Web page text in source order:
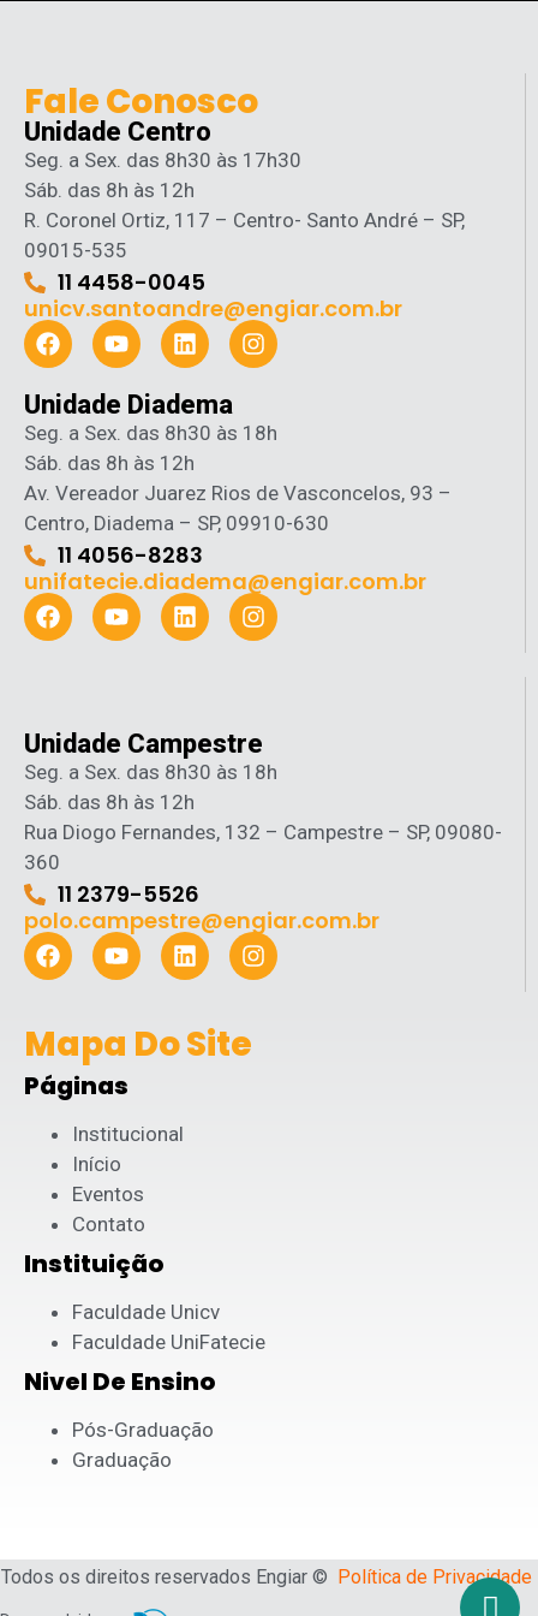
Fale Conosco
Unidade Centro
Seg. a Sex. das 8h30 às 17h30
Sáb. das 8h às 12h
R. Coronel Ortiz, 117 – Centro- Santo André – SP,
09015-535
11 4458-0045
unicv.santoandre@engiar.com.br
Unidade Diadema
Seg. a Sex. das 8h30 às 18h
Sáb. das 8h às 12h
Av. Vereador Juarez Rios de Vasconcelos, 93 –
Centro, Diadema – SP, 09910-630
11 4056-8283
unifatecie.diadema@engiar.com.br
Unidade Campestre
Seg. a Sex. das 8h30 às 18h
Sáb. das 8h às 12h
Rua Diogo Fernandes, 132 – Campestre – SP, 09080-
360
11 2379-5526
polo.campestre@engiar.com.br
Mapa Do Site
Páginas
Institucional
Início
Eventos
Contato
Instituição
Faculdade Unicv
Faculdade UniFatecie
Nivel De Ensino
Pós-Graduação
Graduação
Todos os direitos reservados Engiar © Política de Privacidade